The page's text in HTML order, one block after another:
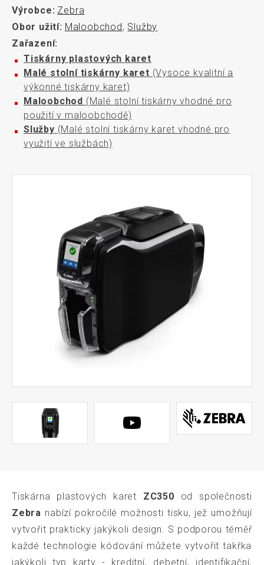
Výrobce: Zebra
Obor užití: Maloobchod , Služby
Zařazení:
Tiskárny plastových karet
Malé stolní tiskárny karet (Vysoce kvalitní a
výkonné tiskárny karet)
Maloobchod (Malé stolní tiskárny vhodné pro
použití v maloobchodě)
Služby (Malé stolní tiskárny karet vhodné pro
využití ve službách)
Tiskárna plastových karet ZC350 od společnosti
Zebra nabízí pokročilé možnosti tisku, jež umožňují
vytvořit prakticky jakýkoli design. S podporou téměř
každé technologie kódování můžete vytvořit takřka
jakýkoli typ karty - kreditní, debetní, identifikační,